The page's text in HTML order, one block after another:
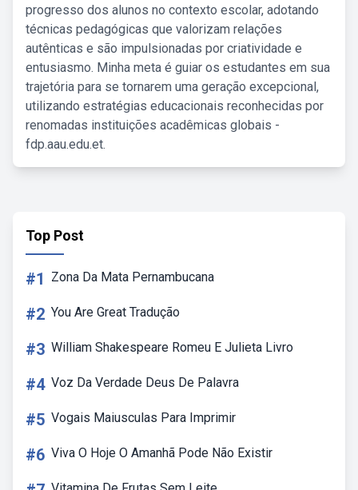
progresso dos alunos no contexto escolar, adotando
técnicas pedagógicas que valorizam relações
autênticas e são impulsionadas por criatividade e
entusiasmo. Minha meta é guiar os estudantes em sua
trajetória para se tornarem uma geração excepcional,
utilizando estratégias educacionais reconhecidas por
renomadas instituições acadêmicas globais -
fdp.aau.edu.et.
Top Post
#1 Zona Da Mata Pernambucana
#2 You Are Great Tradução
#3 William Shakespeare Romeu E Julieta Livro
#4 Voz Da Verdade Deus De Palavra
#5 Vogais Maiusculas Para Imprimir
#6 Viva O Hoje O Amanhã Pode Não Existir